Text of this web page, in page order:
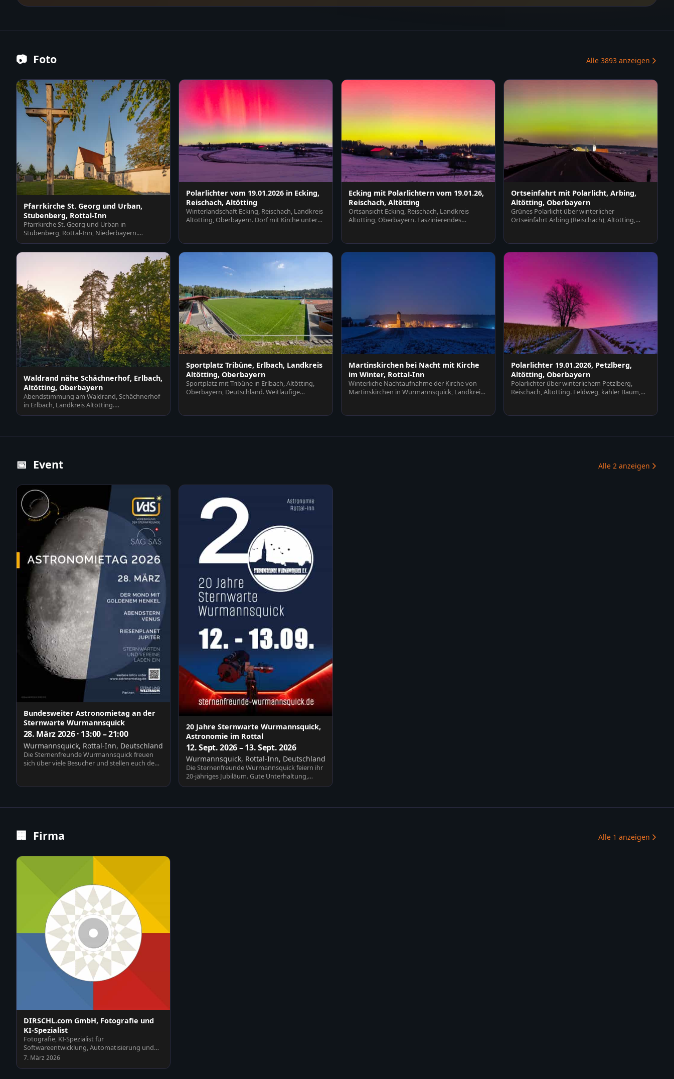
📷 Foto Alle 3893 anzeigen
Pfarrkirche St. Georg und Urban,
Stubenberg, Rottal-Inn
Pfarrkirche St. Georg und Urban in
Stubenberg, Rottal-Inn, Niederbayern.
Historisches Gotteshaus im…
Polarlichter vom 19.01.2026 in Ecking,
Reischach, Altötting
Winterlandschaft Ecking, Reischach, Landkreis
Altötting, Oberbayern. Dorf mit Kirche unter
Ecking mit Polarlichtern vom 19.01.26,
Reischach, Altötting
Ortsansicht Ecking, Reischach, Landkreis
Altötting, Oberbayern. Faszinierendes
Ortseinfahrt mit Polarlicht, Arbing,
Altötting, Oberbayern
Grünes Polarlicht über winterlicher
Ortseinfahrt Arbing (Reischach), Altötting,
Waldrand nähe Schächnerhof, Erlbach,
Altötting, Oberbayern
Abendstimmung am Waldrand, Schächnerhof
in Erlbach, Landkreis Altötting.
Sonnenstrahlen durchdringen…
Sportplatz Tribüne, Erlbach, Landkreis
Altötting, Oberbayern
Sportplatz mit Tribüne in Erlbach, Altötting,
Oberbayern, Deutschland. Weitläufige
Martinskirchen bei Nacht mit Kirche
im Winter, Rottal-Inn
Winterliche Nachtaufnahme der Kirche von
Martinskirchen in Wurmannsquick, Landkreis
Polarlichter 19.01.2026, Petzlberg,
Altötting, Oberbayern
Polarlichter über winterlichem Petzlberg,
Reischach, Altötting. Feldweg, kahler Baum,
📅 Event Alle 2 anzeigen
Bundesweiter Astronomietag an der
Sternwarte Wurmannsquick
28. März 2026 · 13:00 – 21:00
Wurmannsquick, Rottal-Inn, Deutschland
Die Sternenfreunde Wurmannsquick freuen
sich über viele Besucher und stellen euch den
20 Jahre Sternwarte Wurmannsquick,
Astronomie im Rottal
12. Sept. 2026 – 13. Sept. 2026
Wurmannsquick, Rottal-Inn, Deutschland
Die Sternenfreunde Wurmannsquick feiern ihr
20-jähriges Jubiläum. Gute Unterhaltung,
Vorträge, Besic…
🏢 Firma Alle 1 anzeigen
DIRSCHL.com GmbH, Fotografie und
KI-Spezialist
Fotografie, KI-Spezialist für
Softwareentwicklung, Automatisierung und
Schulungen, Webseiten und Plu…
7. März 2026